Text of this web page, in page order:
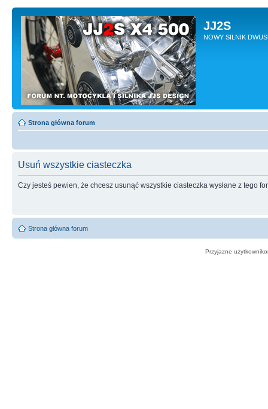
JJ2S
NOWY SILNIK
Strona główna forum
Usuń wszystkie ciasteczka
Czy jesteś pewien, że chcesz usunąć wszystkie ciasteczka wysłane z tego
Strona główna forum
Przyjazne